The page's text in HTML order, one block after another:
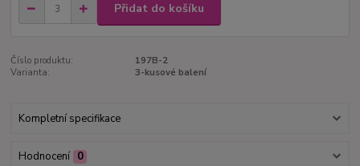
Přidat do košíku
Číslo produktu:
197B-2
Varianta:
3-kusové balení
Kompletní specifikace
Hodnocení 0